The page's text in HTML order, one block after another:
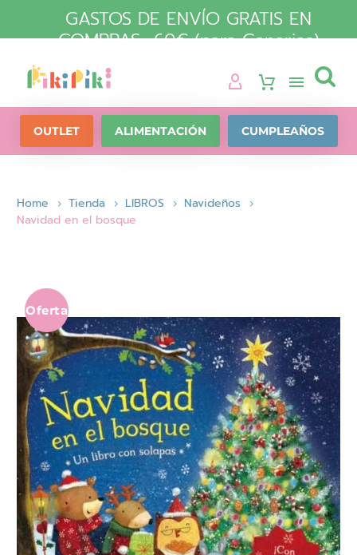
GASTOS DE ENVÍO GRATIS EN
COMPRAS +60€ (para Canarias)

OUTLET ALIMENTACIÓN CUMPLEAÑOS
Home Tienda LIBROS
Navideños
Navidad en el bosque
Oferta